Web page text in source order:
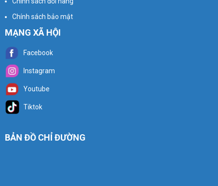
Chính sách bảo mật
MẠNG XÃ HỘI
Facebook
Instagram
Youtube
Tiktok
BẢN ĐỒ CHỈ ĐƯỜNG